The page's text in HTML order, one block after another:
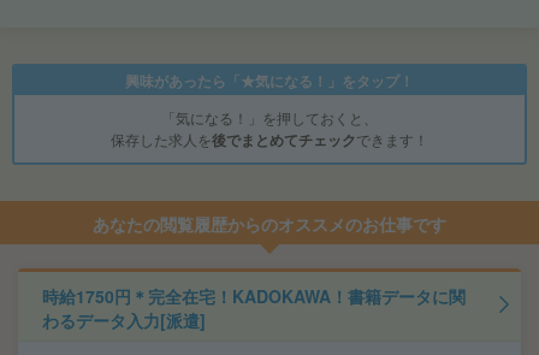
興味があったら「★気になる！」をタップ！
「気になる！」を押しておくと、
保存した求人を後でまとめてチェックできます！
あなたの閲覧履歴からのオススメのお仕事です
時給1750円＊完全在宅！KADOKAWA！書籍データに関
わるデータ入力[派遣]